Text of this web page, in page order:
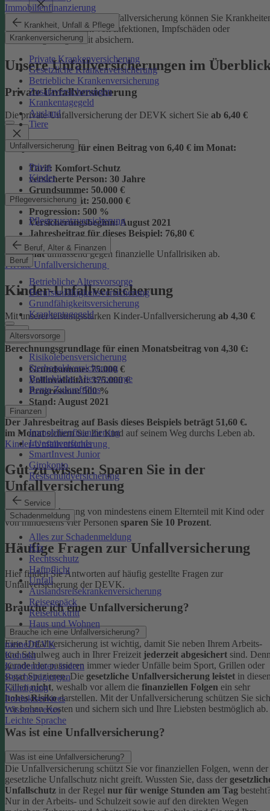
Immobilienfinanzierung
Krankheit, Unfall & Pflege
Krankenversicherung
Private Krankenversicherung
Gesetzliche Krankenversicherung
Betriebliche Krankenversicherung
Zusatzversicherungen
Krankentagegeld
Ausland
Tiere
Unfallversicherung
Privat
Kinder
Pflegeversicherung
Pflegezusatzversicherung
Beruf, Alter & Finanzen
Beruf
Betriebliche Altersvorsorge
Berufsunfähigkeitsversicherung
Grundfähigkeitsversicherung
Krankentagegeld
Altersvorsorge
Risikolebensversicherung
Sterbegeldversicherung
Betriebliche Altersvorsorge
Rente ZukunftPlus
Finanzen
Immobilienfinanzierung
Investmentfonds
SmartInvest Junior
Girokonto
Restschuldversicherung
Service
Schadenmeldung
Alles zur Schadenmeldung
Kfz
Rechtsschutz
Haftpflicht
Unfall
Auslandsreisekrankenversicherung
Reisegepäck
Reiserücktritt
Haus und Wohnen
meineDEVK
Kontakt
Kundendaten ändern
Bescheinigungen
Kündigung
Produktservices
Wissenswertes
Leichte Sprache
Mit der Junior-Plus-Unfallversicherung können Sie
sowie die Folgen von Infektionen, Impfschäden oder
Vergiftungen mit absichern.
Unsere Unfallversicherungen im
Private Unfallversicherung
Die private Unfallversicherung der DEVK sichert Sie ab 6,40 €
Beispielrechnung für einen Beitrag von 6,40 € im Monat:
Tarif: Komfort-Schutz
versicherte Person: 30 Jahre
Grundsumme: 50.000 €
Vollinvalidität: 250.000 €
Progression: 500 %
Versicherungsbeginn:August 2021
Jahresbeitrag für dieses Beispiel: 76,80 €
im Monatumfassend gegen finanzielle Unfallrisiken ab.
Private Unfallversicherung
Kinder-Unfallversicherung
Mit unserer leistungsstarken Kinder-Unfallversicherung ab 4,30 €
Berechnungsgrundlage für einen Monatsbeitrag von 4,30 €:
Grundsumme:75.000 €
Vollinvalidität:375.000 €
Progression:500 %
Stand: August 2021
Der Jahresbeitrag auf Basis dieses Beispiels beträgt 51,60 €.
im Monatsichern Sie Ihr Kind auf seinem Weg durchs Leben ab.
Kinder-Unfallversicherung
Gut zu wissen: Sparen Sie in der
Unfallversicherung
Bei der Versicherung von mindestens einem Elternteil mit Kind oder
von mindestens vier Personen sparen Sie 10 Prozent.
Häufige Fragen zur Unfallversicherung
Hier finden Sie Antworten auf häufig gestellte Fragen zur
Unfallversicherung der DEVK.
Brauche ich eine Unfallversicherung?
Brauche ich eine Unfallversicherung?
Eine Unfallversicherung ist wichtig, damit Sie neben Ihrem Arbeits-
und Schulweg auch in Ihrer Freizeit jederzeit abgesichert sind.
gerade hier passieren immer wieder Unfälle beim Sport, Grillen oder
sogar Spazieren. Die gesetzliche Unfallversicherung leistet in
Fällennicht, weshalb vor allem die finanziellen Folgen ein sehr
hohes Risikodarstellen. Mit der Unfallversicherung schützen Sie sich
vor hohen Kosten und sichern sich und Ihre Liebsten bestmöglich ab.
Was ist eine Unfallversicherung?
Was ist eine Unfallversicherung?
Die Unfallversicherung schützt Sie vor finanziellen Folgen, wenn der
gesetzliche Unfallschutz nicht greift. Wussten Sie, dass der
Unfallschutz in der Regel nur für wenige Stunden am Tag
Nur in der Arbeits- und Schulzeit sowie auf den direkten Wegen